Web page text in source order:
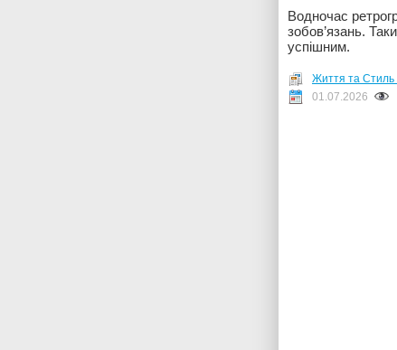
Водночас
зобов’язань.
успішним.
Життя та Стиль
01.07.2026